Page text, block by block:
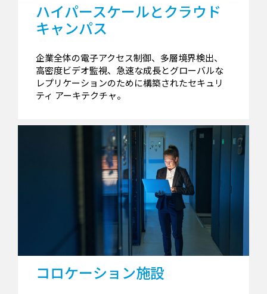
ハイパースケールとクラウド
キャンパス
企業全体の電子アクセス制御、多層境界検出、
高密度ビデオ監視、急速な成長とグローバルな
レプリケーションのために構築されたセキュリ
ティ アーキテクチャ。
コロケーション施設